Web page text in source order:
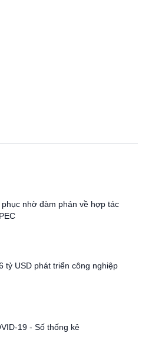
nhờ đàm phán về hợp tác
tỷ USD phát triển công nghiệp
19 - Số thống kê